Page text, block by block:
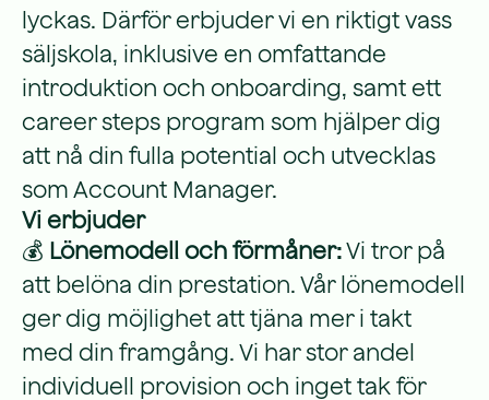
lyckas. Därför erbjuder vi en riktigt vass
säljskola, inklusive en omfattande
introduktion och onboarding, samt ett
career steps program som hjälper dig
att nå din fulla potential och utvecklas
som Account Manager.
Vi erbjuder
💰 Lönemodell och förmåner:Vi tror på
att belöna din prestation. Vår lönemodell
ger dig möjlighet att tjäna mer i takt
med din framgång. Vi har stor andel
individuell provision och inget tak för